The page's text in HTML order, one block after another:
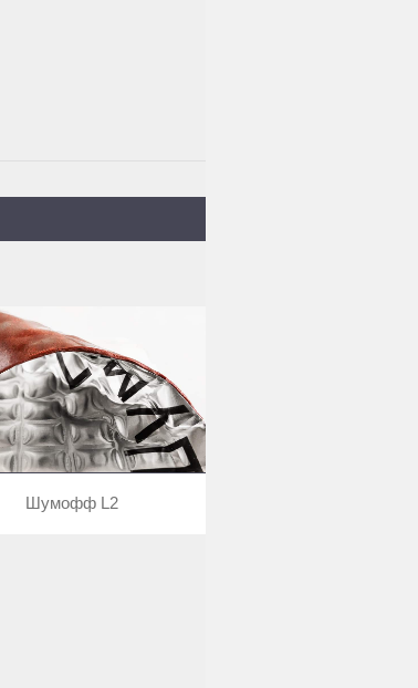
Шумофф L2